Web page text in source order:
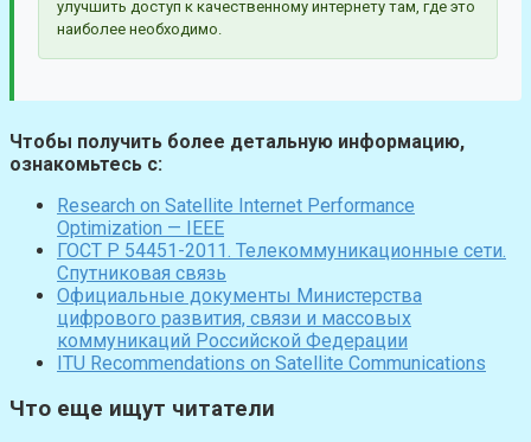
улучшить доступ к качественному интернету там, где это
наиболее необходимо.
Чтобы получить более детальную информацию,
ознакомьтесь с:
Research on Satellite Internet Performance
Optimization — IEEE
ГОСТ Р 54451-2011. Телекоммуникационные сети.
Спутниковая связь
Официальные документы Министерства
цифрового развития, связи и массовых
коммуникаций Российской Федерации
ITU Recommendations on Satellite Communications
Что еще ищут читатели